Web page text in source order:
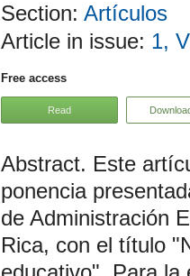
Section: Artículos
Article in issue: 1,
Free access
Read
Este
ponencia
de Administración
Rica, con el título